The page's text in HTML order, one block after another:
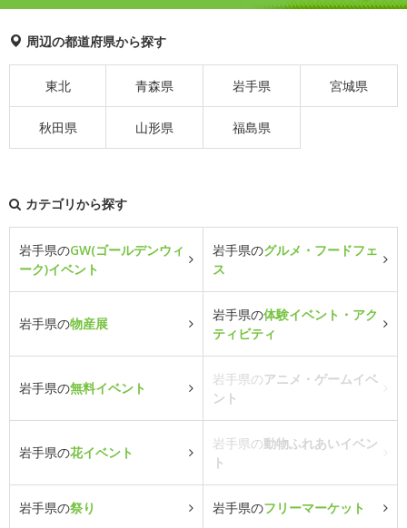
周辺の都道府県から探す
東北 青森県 岩手県 宮城県
秋田県 山形県 福島県
カテゴリから探す
岩手県のGW(ゴールデンウィ
ーク)イベント
岩手県のグルメ・フードフェ
ス
岩手県の物産展
岩手県の体験イベント・アク
ティビティ
岩手県の無料イベント
岩手県のアニメ・ゲームイベ
ント
岩手県の花イベント
岩手県の動物ふれあいイベン
ト
岩手県の祭り 岩手県のフリーマーケット